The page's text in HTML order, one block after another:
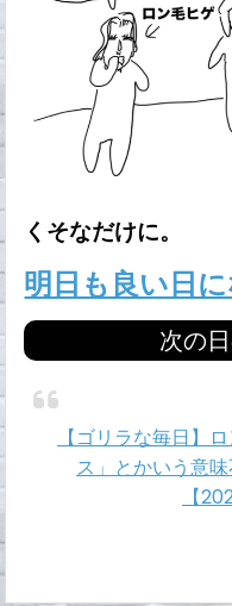
くそなだけに。
明日も良い日
次の
【ゴリラな毎日】
ス」とかいう意
【